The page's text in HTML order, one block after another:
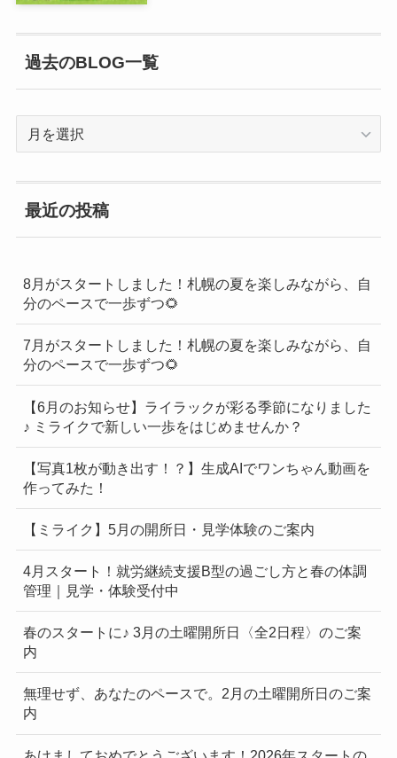
過去のBLOG一覧
一
覧
最近の投稿
8月がスタートしました！札幌の夏を楽しみながら、自
分のペースで一歩ずつ🌻
7月がスタートしました！札幌の夏を楽しみながら、自
分のペースで一歩ずつ🌻
【6月のお知らせ】ライラックが彩る季節になりました
♪ ミライクで新しい一歩をはじめませんか？
【写真1枚が動き出す！？】生成AIでワンちゃん動画を
作ってみた！
【ミライク】5月の開所日・見学体験のご案内
4月スタート！就労継続支援B型の過ごし方と春の体調
管理｜見学・体験受付中
春のスタートに♪ 3月の土曜開所日〈全2日程〉のご案
内
無理せず、あなたのペースで。2月の土曜開所日のご案
内